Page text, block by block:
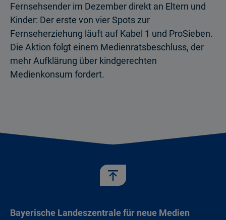
Fernsehsender im Dezember direkt an Eltern und
Kinder: Der erste von vier Spots zur
Fernseherziehung läuft auf Kabel 1 und ProSieben.
Die Aktion folgt einem Medienratsbeschluss, der
mehr Aufklärung über kindgerechten
Medienkonsum fordert.
Bayerische Landeszentrale für neue Medien